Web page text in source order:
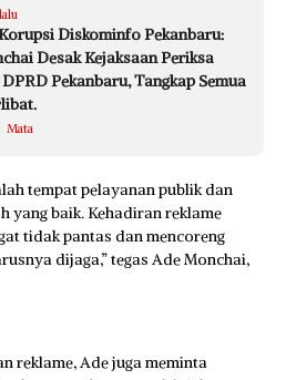
Diskominfo Pekanbaru:
Desak Kejaksaan Periksa
Pekanbaru, Tangkap Semua
Mata
tempat pelayanan publik dan
yang baik. Kehadiran reklame
tidak pantas dan mencoreng
dijaga,” tegas Ade Monchai,
reklame, Ade juga meminta